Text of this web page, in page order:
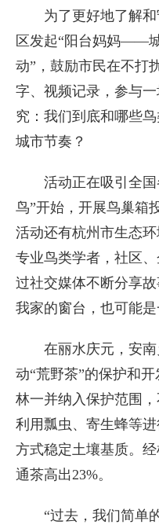
为了更好地了解
区发起“阳台妈妈——
动”，鼓励市民在不打
字、视频记录，参与
究：我们到底和哪些
城市节奏？
活动正在吸引全
鸟”开始，开展鸟巢箱
活动还有杭州市生态
专业鸟类学者，社区
过社交媒体不断分享
我家的窗台，也可能是
在丽水庆元，安
动“荒野茶”的保护和
林一并纳入保护范围
利用瓢虫、寄生蜂等
方式稳定土壤基质。
通茶高出23%。
“过去，我们简单